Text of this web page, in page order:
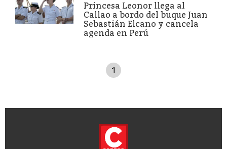
Princesa Leonor llega al
Callao a bordo del buque Juan
Sebastián Elcano y cancela
agenda en Perú
1